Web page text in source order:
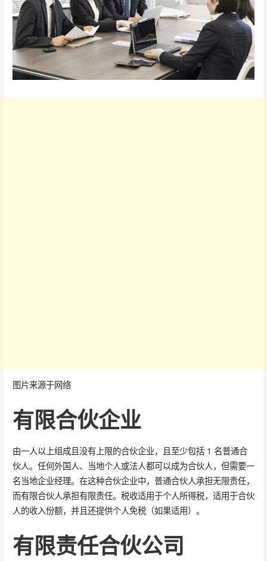
图片来源于网络
有限合伙企业
由一人以上组成且没有上限的合伙企业，且至少包括 1 名普通合
伙人。任何外国人、当地个人或法人都可以成为合伙人，但需要一
名当地企业经理。在这种合伙企业中，普通合伙人承担无限责任，
而有限合伙人承担有限责任。税收适用于个人所得税，适用于合伙
人的收入份额，并且还提供个人免税（如果适用）。
有限责任合伙公司